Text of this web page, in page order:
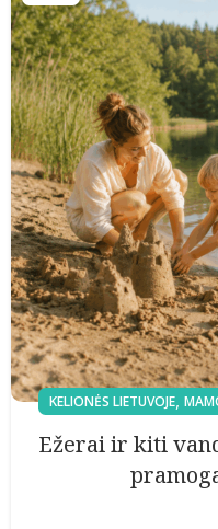
KELIONĖS LIETUVOJE,
Ežerai ir kiti